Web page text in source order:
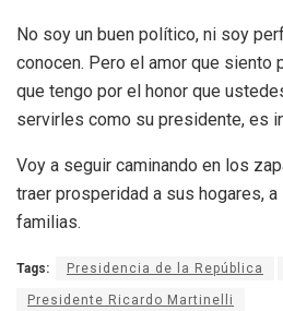
No soy un buen político, ni soy
conocen. Pero el amor que siento
que tengo por el honor que
servirles como su presidente, es
Voy a seguir caminando en los
traer prosperidad a sus hogares,
familias.
Tags: Presidencia de la República
Presidente Ricardo Martinelli